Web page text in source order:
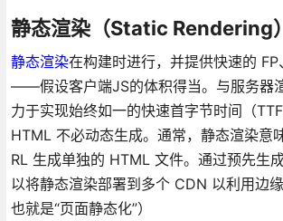
静态渲染（Static Rendering）
静态渲染在构建时进行，并提供快速的 FP
——假设客户端JS的体积得当。与服务器
力于实现始终如一的快速首字节时间（
HTML 不必动态生成。通常，静态渲染意
RL 生成单独的 HTML 文件。通过预先生
以将静态渲染部署到多个 CDN 以利用边缘
也就是“页面静态化”）